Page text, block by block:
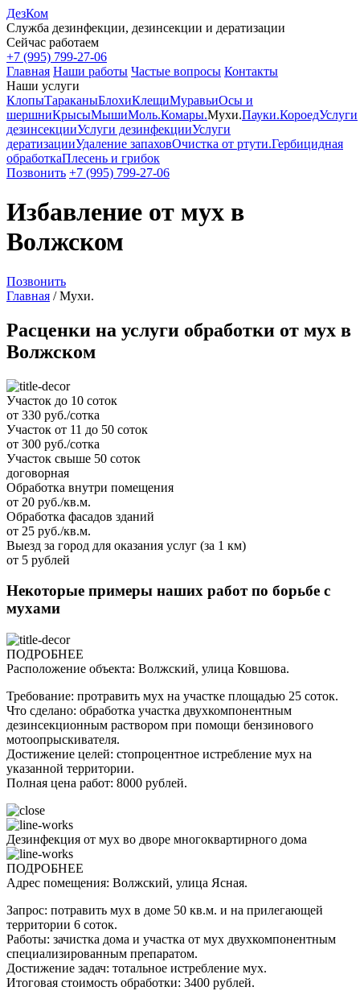
ДезКом
Служба дезинфекции, дезинсекции и дератизации
Сейчас работаем
+7 (995) 799-27-06
Главная Наши работы Частые вопросы Контакты
Наши услуги
КлопыТараканыБлохиКлещиМуравьиОсы и
шершниКрысыМышиМоль.Комары.Мухи.Пауки.КороедУслуги
дезинсекцииУслуги дезинфекцииУслуги
дератизацииУдаление запаховОчистка от ртути.Гербицидная
обработкаПлесень и грибок
Позвонить +7 (995) 799-27-06
Избавление от мух в
Волжском
Позвонить
Главная /Мухи.
Расценки на услуги обработки от мух в
Волжском
Участок до 10 соток
от 330 руб./сотка
Участок от 11 до 50 соток
от 300 руб./сотка
Участок свыше 50 соток
договорная
Обработка внутри помещения
от 20 руб./кв.м.
Обработка фасадов зданий
от 25 руб./кв.м.
Выезд за город для оказания услуг (за 1 км)
от 5 рублей
Некоторые примеры наших работ по борьбе с
мухами
ПОДРОБНЕЕ
Расположение объекта: Волжский, улица Ковшова.
Требование: протравить мух на участке площадью 25 соток.
Что сделано: обработка участка двухкомпонентным
дезинсекционным раствором при помощи бензинового
мотоопрыскивателя.
Достижение целей: стопроцентное истребление мух на
указанной территории.
Полная цена работ: 8000 рублей.
Дезинфекция от мух во дворе многоквартирного дома
ПОДРОБНЕЕ
Адрес помещения: Волжский, улица Ясная.
Запрос: потравить мух в доме 50 кв.м. и на прилегающей
территории 6 соток.
Работы: зачистка дома и участка от мух двухкомпонентным
специализированным препаратом.
Достижение задач: тотальное истребление мух.
Итоговая стоимость обработки: 3400 рублей.